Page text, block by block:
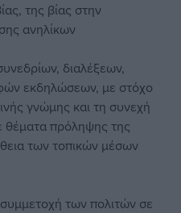
της βίας στην
ανηλίκων
διαλέξεων,
εκδηλώσεων, με στόχο
γνώμης και τη συνεχή
πρόληψης της
των τοπικών μέσων
των πολιτών σε